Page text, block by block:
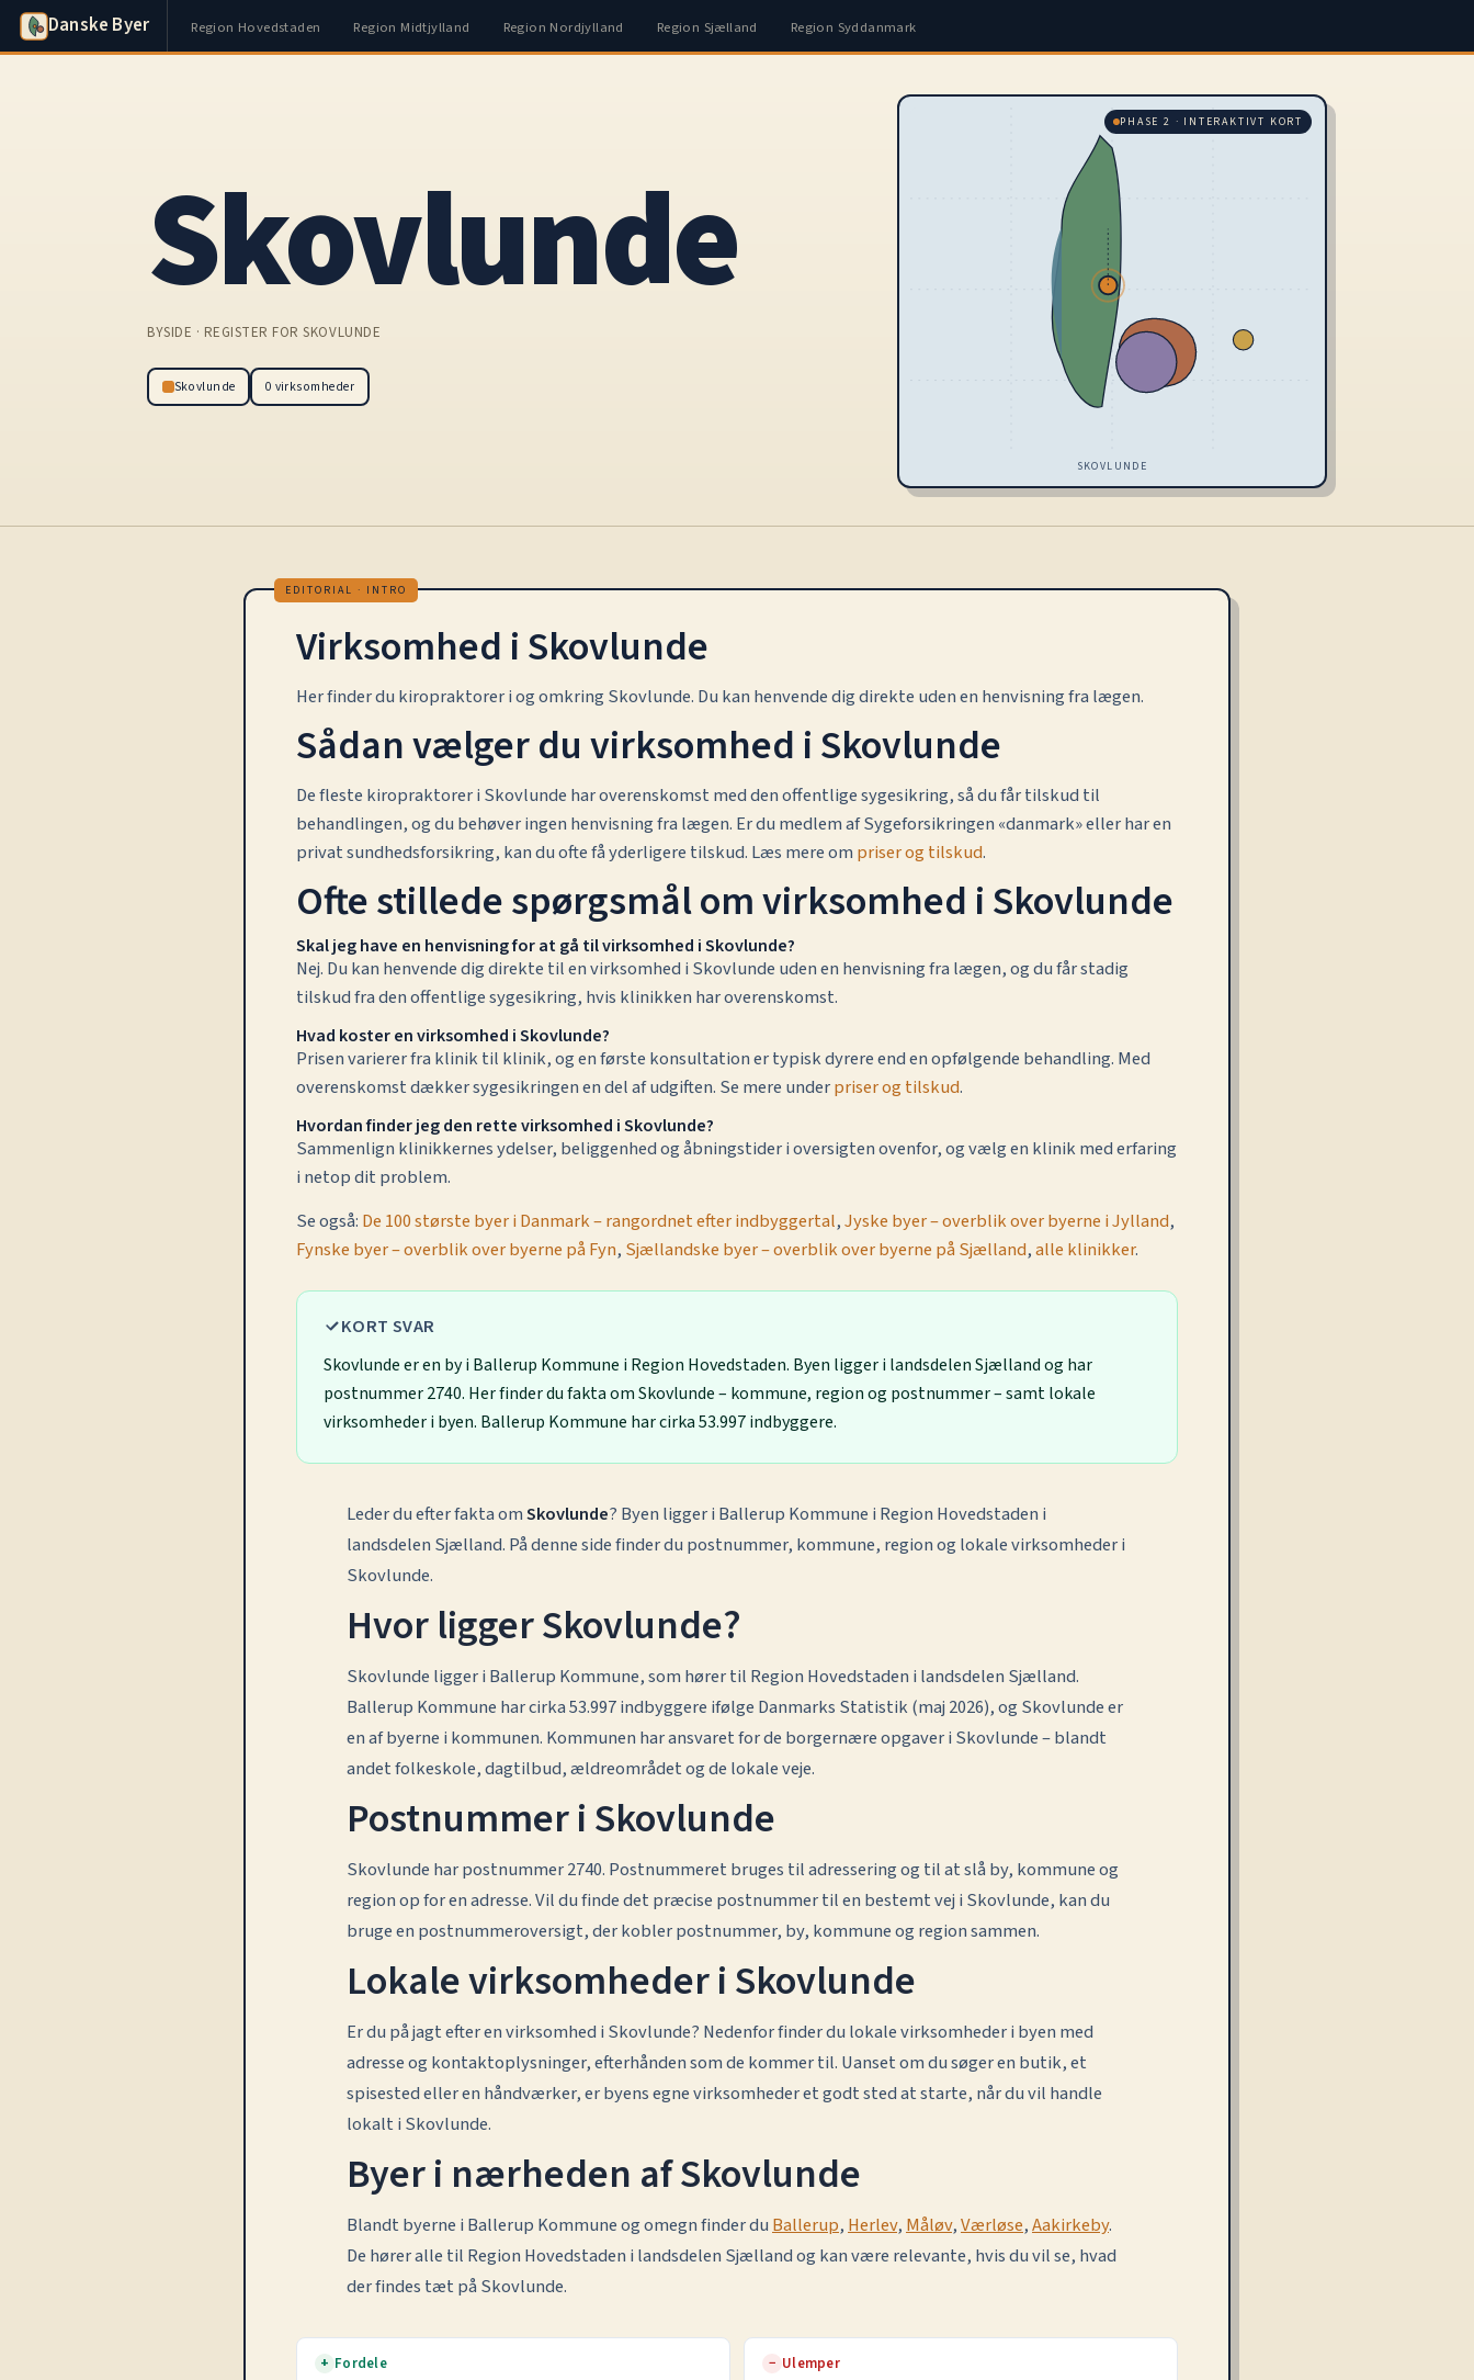
Danske Byer Region Hovedstaden Region Midtjylland Region Nordjylland Region Sjælland Region Syddanmark
Skovlunde
BYSIDE · REGISTER FOR SKOVLUNDE
Skovlunde 0 virksomheder
PHASE 2 · INTERAKTIVT KORT
SKOVLUNDE
Virksomhed i Skovlunde
Her finder du kiropraktorer i og omkring Skovlunde. Du kan henvende dig direkte uden en henvisning fra lægen.
Sådan vælger du virksomhed i Skovlunde
De fleste kiropraktorer i Skovlunde har overenskomst med den offentlige sygesikring, så du får tilskud til
behandlingen, og du behøver ingen henvisning fra lægen. Er du medlem af Sygeforsikringen «danmark» eller har en
privat sundhedsforsikring, kan du ofte få yderligere tilskud. Læs mere om priser og tilskud.
Ofte stillede spørgsmål om virksomhed i Skovlunde
Skal jeg have en henvisning for at gå til virksomhed i Skovlunde?
Nej. Du kan henvende dig direkte til en virksomhed i Skovlunde uden en henvisning fra lægen, og du får stadig
tilskud fra den offentlige sygesikring, hvis klinikken har overenskomst.
Hvad koster en virksomhed i Skovlunde?
Prisen varierer fra klinik til klinik, og en første konsultation er typisk dyrere end en opfølgende behandling. Med
overenskomst dækker sygesikringen en del af udgiften. Se mere underpriser og tilskud.
Hvordan finder jeg den rette virksomhed i Skovlunde?
Sammenlign klinikkernes ydelser, beliggenhed og åbningstider i oversigten ovenfor, og vælg en klinik med erfaring
i netop dit problem.
Se også: De 100 største byer i Danmark – rangordnet efter indbyggertal,Jyske byer – overblik over byerne i Jylland,
Fynske byer – overblik over byerne på Fyn, Sjællandske byer – overblik over byerne på Sjælland,alle klinikker.
KORT SVAR
Skovlunde er en by i Ballerup Kommune i Region Hovedstaden. Byen ligger i landsdelen Sjælland og har
postnummer 2740. Her finder du fakta om Skovlunde – kommune, region og postnummer – samt lokale
virksomheder i byen. Ballerup Kommune har cirka 53.997 indbyggere.
Leder du efter fakta omSkovlunde? Byen ligger i Ballerup Kommune i Region Hovedstaden i
landsdelen Sjælland. På denne side finder du postnummer, kommune, region og lokale virksomheder i
Skovlunde.
Hvor ligger Skovlunde?
Skovlunde ligger i Ballerup Kommune, som hører til Region Hovedstaden i landsdelen Sjælland.
Ballerup Kommune har cirka 53.997 indbyggere ifølge Danmarks Statistik (maj 2026), og Skovlunde er
en af byerne i kommunen. Kommunen har ansvaret for de borgernære opgaver i Skovlunde – blandt
andet folkeskole, dagtilbud, ældreområdet og de lokale veje.
Postnummer i Skovlunde
Skovlunde har postnummer 2740. Postnummeret bruges til adressering og til at slå by, kommune og
region op for en adresse. Vil du finde det præcise postnummer til en bestemt vej i Skovlunde, kan du
bruge en postnummeroversigt, der kobler postnummer, by, kommune og region sammen.
Lokale virksomheder i Skovlunde
Er du på jagt efter en virksomhed i Skovlunde? Nedenfor finder du lokale virksomheder i byen med
adresse og kontaktoplysninger, efterhånden som de kommer til. Uanset om du søger en butik, et
spisested eller en håndværker, er byens egne virksomheder et godt sted at starte, når du vil handle
lokalt i Skovlunde.
Byer i nærheden af Skovlunde
Blandt byerne i Ballerup Kommune og omegn finder duBallerup,Herlev,Måløv,Værløse,Aakirkeby.
De hører alle til Region Hovedstaden i landsdelen Sjælland og kan være relevante, hvis du vil se, hvad
der findes tæt på Skovlunde.
+ Fordele − Ulemper